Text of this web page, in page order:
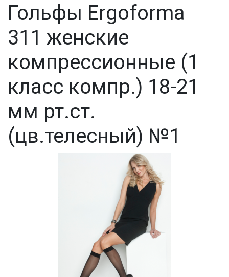
Гольфы Ergoforma
311 женские
компрессионные (1
класс компр.) 18-21
мм рт.ст.
(цв.телесный) №1